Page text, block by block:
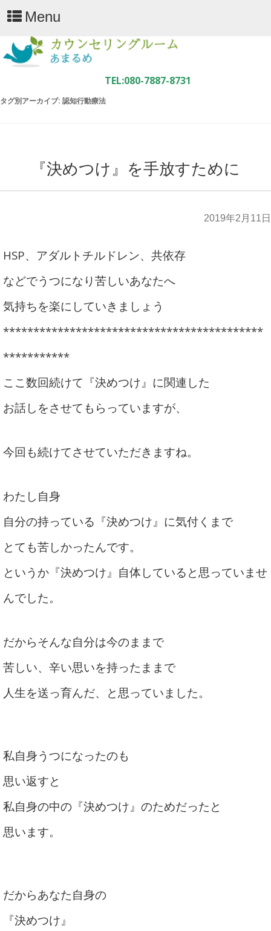
Menu
タグ別アーカイブ: 認知行動療法
『決めつけ』を手放すために
2019年2月11日
HSP、アダルトチルドレン、共依存
などでうつになり苦しいあなたへ
気持ちを楽にしていきましょう
*******************************************
***********
ここ数回続けて『決めつけ』に関連した
お話しをさせてもらっていますが、
今回も続けてさせていただきますね。
わたし自身
自分の持っている『決めつけ』に気付くまで
とても苦しかったんです。
というか『決めつけ』自体していると思っていませ
んでした。
だからそんな自分は今のままで
苦しい、辛い思いを持ったままで
人生を送っ育んだ、と思っていました。
私自身うつになったのも
思い返すと
私自身の中の『決めつけ』のためだったと
思います。
だからあなた自身の
『決めつけ』